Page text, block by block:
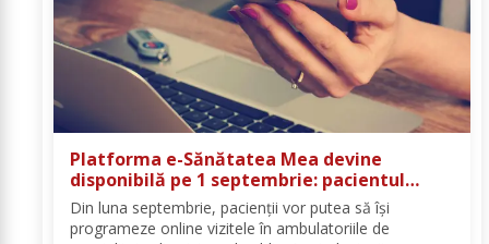
Platforma e-Sănătatea Mea devine
disponibilă pe 1 septembrie: pacientul
devine utilizator direct al sistemului
digital de sănătate
Din luna septembrie, pacienții vor putea să își
programeze online vizitele în ambulatoriile de